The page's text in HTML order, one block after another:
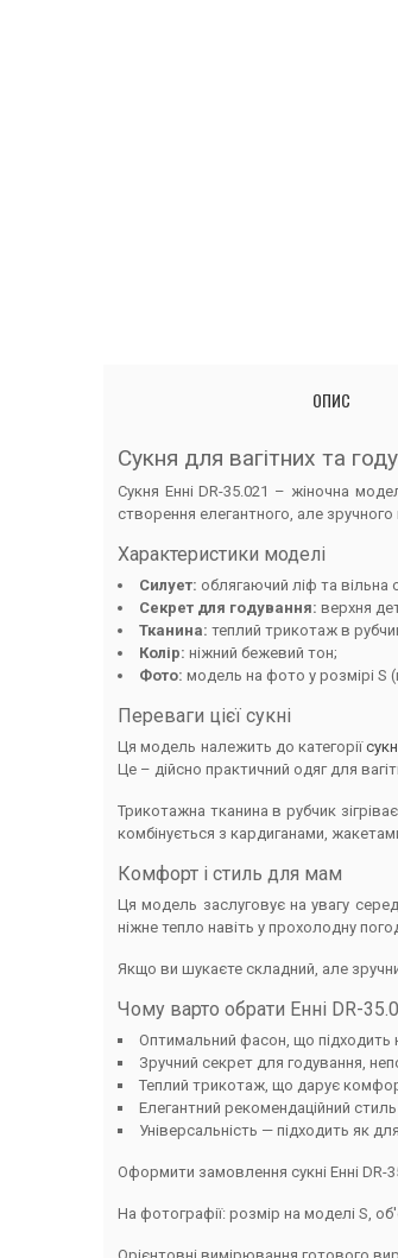
ОПИС
Сукня для вагітних та
Сукня Енні DR-35.021 – жіночна
створення елегантного, але
Характеристики моделі
Силует: облягаючий ліф та вільна
Секрет для годування: верхня
Тканина: теплий трикотаж в
Колір: ніжний бежевий тон;
Фото: модель на фото у розмірі S
Переваги цієї сукні
Ця модель належить до категорії
Це – дійсно практичний одяг для
Трикотажна тканина в рубчик
комбінується з кардиганами,
Комфорт і стиль для мам
Ця модель заслуговує на увагу серед
ніжне тепло навіть у прохолодну
Якщо ви шукаєте складний, але
Чому варто обрати Енні DR-
Оптимальний фасон, що підходить
Зручний секрет для годування,
Теплий трикотаж, що дарує
Елегантний рекомендаційний стиль
Універсальність — підходить як
Оформити замовлення сукні Енні
На фотографії: розмір на моделі S,